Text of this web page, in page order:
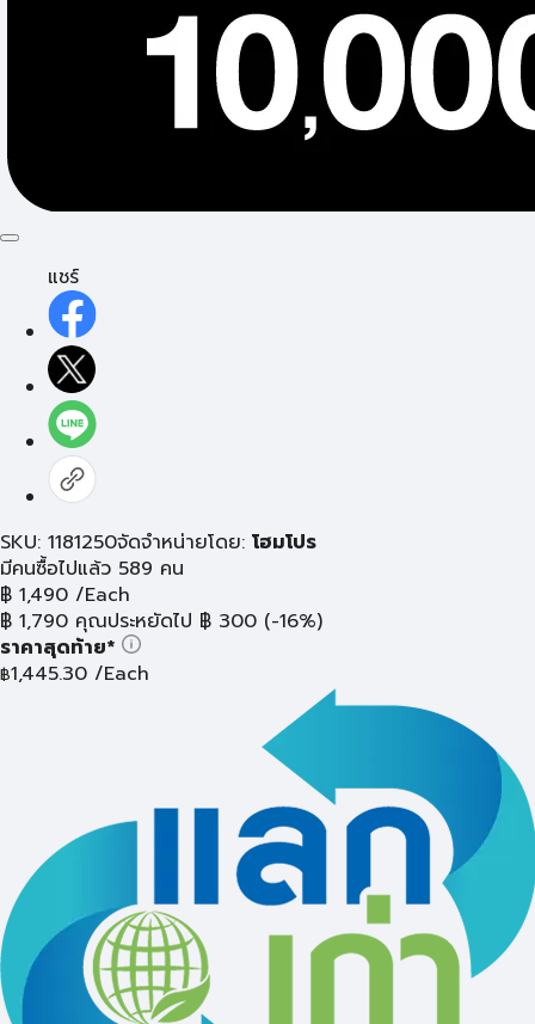
แชร์
SKU: 1181250จัดจำหน่ายโดย: โฮมโปร
มีคนซื้อไปแล้ว 589 คน
฿ 1,490 /Each
฿ 1,790 คุณประหยัดไป ฿ 300 (-16%)
ราคาสุดท้าย*
฿1,445.30 /Each